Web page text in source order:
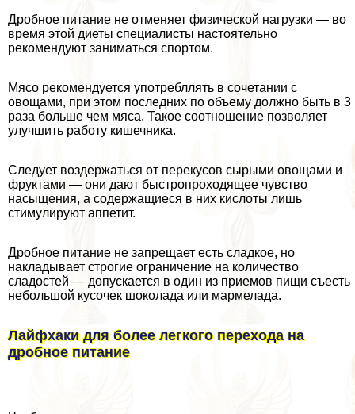
Дробное питание не отменяет физической нагрузки — во
время этой диеты специалисты настоятельно
рекомендуют заниматься спортом.
Мясо рекомендуется употрeбллять в сочетании с
овощами, при этом последних по объему должно быть в 3
раза больше чем мяса. Такое соотношение позволяет
улучшить работу кишечника.
Следует воздержаться от перекусов сырыми овощами и
фруктами — они дают быстропроходящее чувство
насыщения, а содержащиеся в них кислоты лишь
стимулируют аппетит.
Дробное питание не запрещает есть сладкое, но
накладывает строгие ограничение на количество
сладостей — допускается в один из приемов пищи съесть
небольшой кусочек шоколада или мармелада.
Лайфхаки для более легкого перехода на
дробное питание